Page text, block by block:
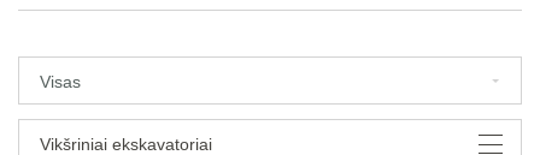
PASLAUGOS IR SPRENDIMAI
LIEBHERR SISTEMOS
Visas
Vikšriniai ekskavatoriai